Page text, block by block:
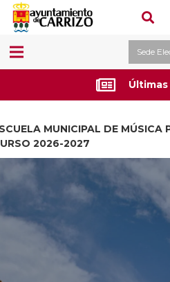
Sede
MUNICIPAL DE MÚSICA
2026-2027